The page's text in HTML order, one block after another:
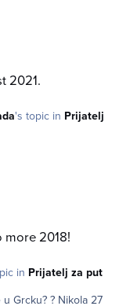
2021.
's topic in Prijatelj
more 2018!
in Prijatelj za put
Grcku? ? Nikola 27